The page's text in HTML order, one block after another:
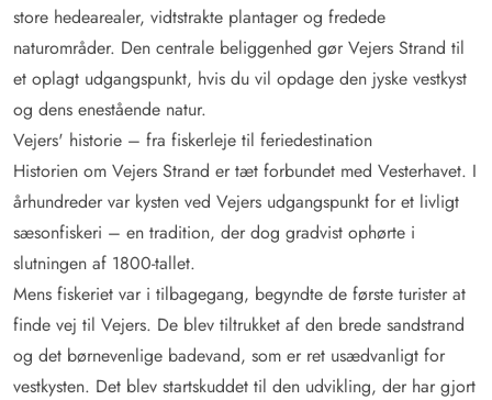
store hedearealer, vidtstrakte plantager og fredede
naturområder. Den centrale beliggenhed gør Vejers Strand til
et oplagt udgangspunkt, hvis du vil opdage den jyske vestkyst
og dens enestående natur.
Vejers' historie – fra fiskerleje til feriedestination
Historien om Vejers Strand er tæt forbundet med Vesterhavet. I
århundreder var kysten ved Vejers udgangspunkt for et livligt
sæsonfiskeri – en tradition, der dog gradvist ophørte i
slutningen af 1800-tallet.
Mens fiskeriet var i tilbagegang, begyndte de første turister at
finde vej til Vejers. De blev tiltrukket af den brede sandstrand
og det børnevenlige badevand, som er ret usædvanligt for
vestkysten. Det blev startskuddet til den udvikling, der har gjort